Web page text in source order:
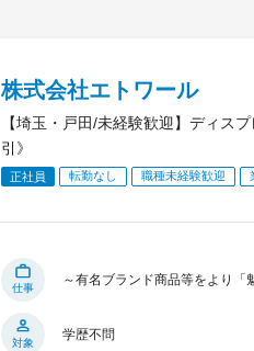
株式会社エトワール
【埼玉・戸田/未経験歓迎】ディス
引》
正社員 転勤なし 職種未経験歓迎
仕事
～有名ブランド商品等をより
対象
学歴不問